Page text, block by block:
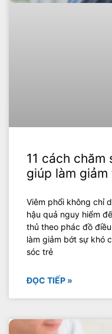
11 cách
giúp làm
Viêm phổi không chỉ
hậu quả nguy hiểm
thủ theo phác đồ
làm giảm bớt sự khó
sóc trẻ
ĐỌC TIẾP »